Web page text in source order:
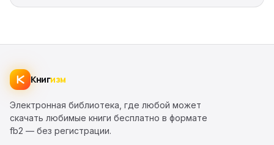
Книгизм
Электронная библиотека, где любой может
скачать любимые книги бесплатно в формате
fb2 — без регистрации.